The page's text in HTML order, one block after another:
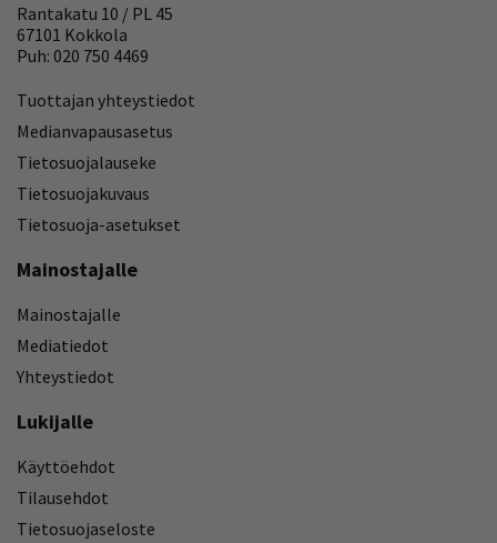
Rantakatu 10 / PL 45
67101 Kokkola
Puh: 020 750 4469
Tuottajan yhteystiedot
Medianvapausasetus
Tietosuojalauseke
Tietosuojakuvaus
Tietosuoja-asetukset
Mainostajalle
Mainostajalle
Mediatiedot
Yhteystiedot
Lukijalle
Käyttöehdot
Tilausehdot
Tietosuojaseloste